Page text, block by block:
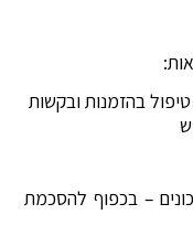
בהזמנות ובקשות
– בכפוף להסכמת